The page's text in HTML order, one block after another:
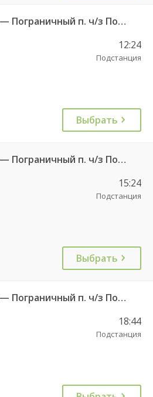
133 Калининград АВ — Пограничный п. ч/з Поддубное п.
12:24
Подстанция
Выбрать
133 Калининград АВ — Пограничный п. ч/з Поддубное п.
15:24
Подстанция
Выбрать
133 Калининград АВ — Пограничный п. ч/з Поддубное п.
18:44
Подстанция